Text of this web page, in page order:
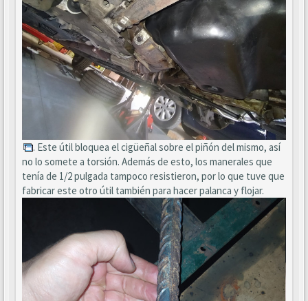
. Este útil bloquea el cigüeñal sobre el piñón del mismo, así
no lo somete a torsión. Además de esto, los manerales que
tenía de 1/2 pulgada tampoco resistieron, por lo que tuve que
fabricar este otro útil también para hacer palanca y flojar.